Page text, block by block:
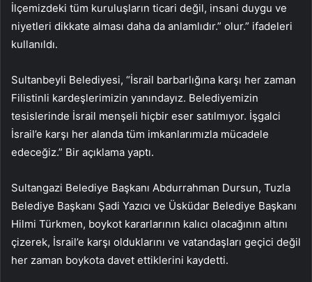
İlçemizdeki tüm kuruluşların ticari değil, insani duygu ve
niyetleri dikkate alması daha da anlamlıdır.” olur.” ifadeleri
kullanıldı.
Sultanbeyli Belediyesi, “İsrail barbarlığına karşı her zaman
Filistinli kardeşlerimizin yanındayız. Belediyemizin
tesislerinde İsrail menşeli hiçbir eser satılmıyor. İşgalci
İsrail’e karşı her alanda tüm imkanlarımızla mücadele
edeceğiz.” Bir açıklama yaptı.
Sultangazi Belediye Başkanı Abdurrahman Dursun, Tuzla
Belediye Başkanı Şadi Yazıcı ve Üsküdar Belediye Başkanı
Hilmi Türkmen, boykot kararlarının kalıcı olacağının altını
çizerek, İsrail’e karşı olduklarını ve vatandaşları geçici değil
her zaman boykota davet ettiklerini kaydetti.